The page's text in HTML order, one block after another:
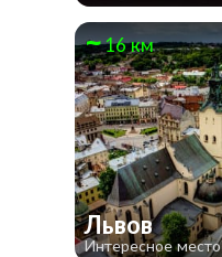
16 км
Львов
Интересное место